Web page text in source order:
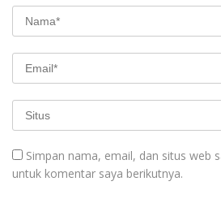
Simpan nama, email, dan situs web
untuk komentar saya berikutnya.